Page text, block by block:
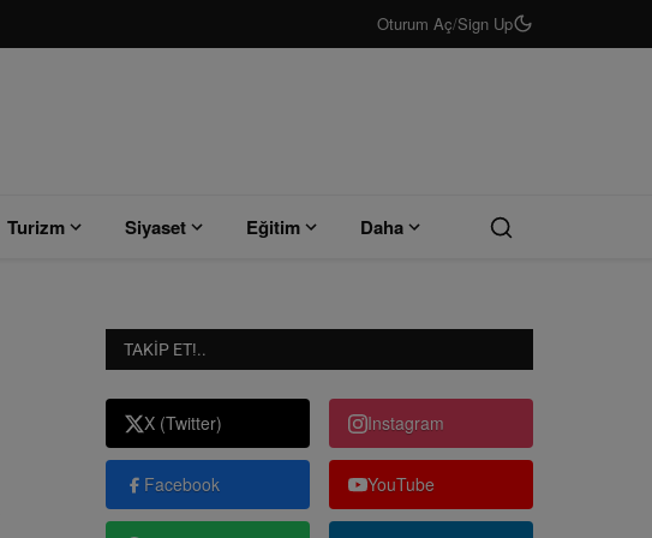
Oturum Aç/Sign Up
Turizm Siyaset Eğitim Daha
TAKIP ET!..
X (Twitter) Instagram
Facebook YouTube